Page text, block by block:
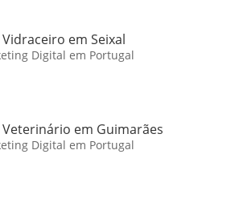
em Seixal
Digital em Portugal
Veterinário em Guimarães
Digital em Portugal